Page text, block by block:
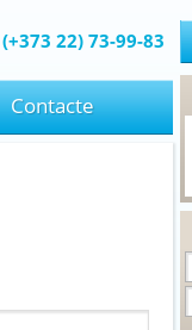
(+373 22) 73-99-83
Contacte